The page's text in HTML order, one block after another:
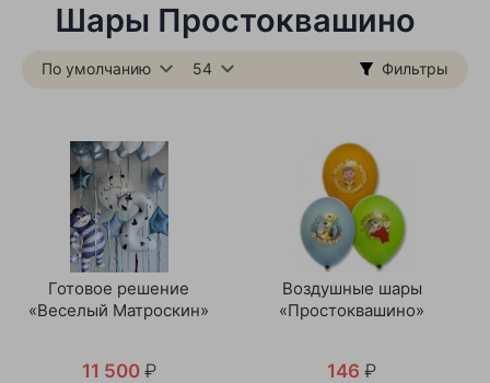
Шары Простоквашино
Фильтры
По умолчанию 54
Готовое решение
«Веселый Матроскин»
11 500 ₽
Воздушные шары
«Простоквашино»
146 ₽